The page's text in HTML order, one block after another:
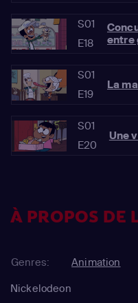
S01
E18
entre
S01
E19
La
S01
E20
Une
À PROPOS DE
Genres:
Animation
Nickelodeon